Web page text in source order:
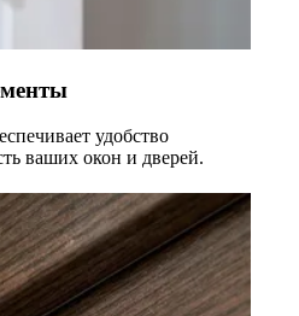
удобство
ваших окон и дверей.